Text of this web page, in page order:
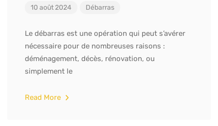
10 août 2024 Débarras
Le débarras est une opération qui peut s’avérer
nécessaire pour de nombreuses raisons :
déménagement, décès, rénovation, ou
simplement le
Read More